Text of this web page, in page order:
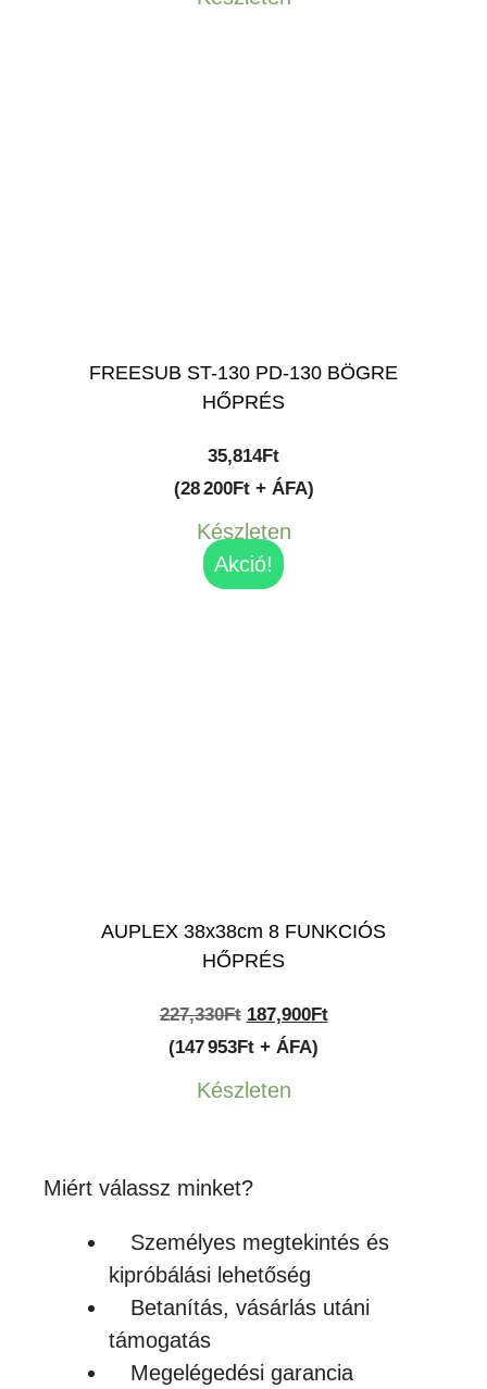
FREESUB ST-130 PD-130 BÖGRE
HŐPRÉS
35,814Ft
(28 200Ft + ÁFA)
Készleten
Akció!
AUPLEX 38x38cm 8 FUNKCIÓS
HŐPRÉS
227,330Ft Original
price
was:
187,900FtCurrent
(147 953Ft + ÁFA)
Készleten
Miért válassz minket?
Személyes megtekintés és
kipróbálási lehetőség
Betanítás, vásárlás utáni
támogatás
Megelégedési garancia